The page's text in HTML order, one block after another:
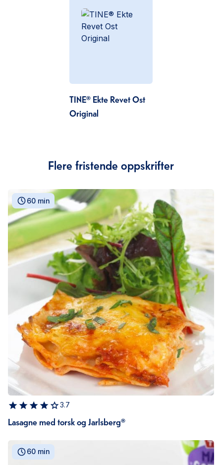
TINE® Ekte Revet Ost
Original
Flere fristende oppskrifter
60 min
3.7
Lasagne med torsk og Jarlsberg®
60 min